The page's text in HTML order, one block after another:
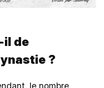
il de
?